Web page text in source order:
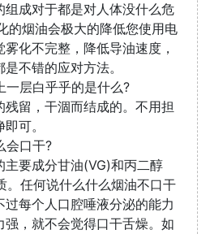
组成对于都是对人体没什么危
的烟油会极大的降低您使用电
化不完整，降低导油速度，
不错的应对方法。
一层白乎乎的是什么?
留，干涸而结成的。不用担
可。
会口干?
主要成分甘油(VG)和丙二醇
。任何说什么什么烟油不口干
每个人口腔唾液分泌的能力
，就不会觉得口干舌燥。如